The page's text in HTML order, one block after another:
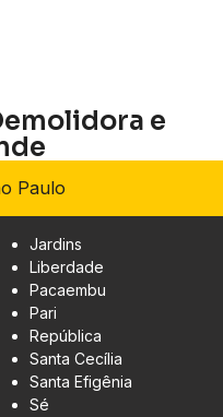
e
Paulo
Jardins
Liberdade
Pacaembu
Pari
República
Santa Cecília
Santa Efigênia
Sé